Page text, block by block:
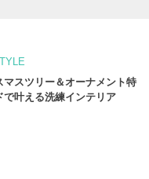
マスツリー＆オーナメント特
で叶える洗練インテリア